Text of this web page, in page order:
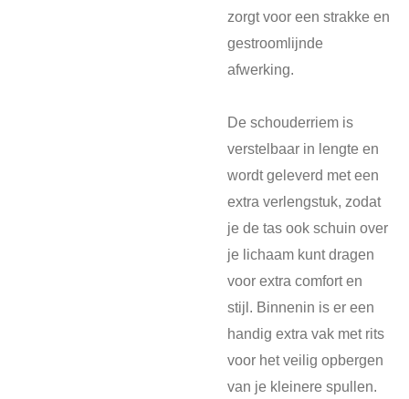
zorgt voor een strakke en
gestroomlijnde
afwerking.
De schouderriem is
verstelbaar in lengte en
wordt geleverd met een
extra verlengstuk, zodat
je de tas ook schuin over
je lichaam kunt dragen
voor extra comfort en
stijl. Binnenin is er een
handig extra vak met rits
voor het veilig opbergen
van je kleinere spullen.